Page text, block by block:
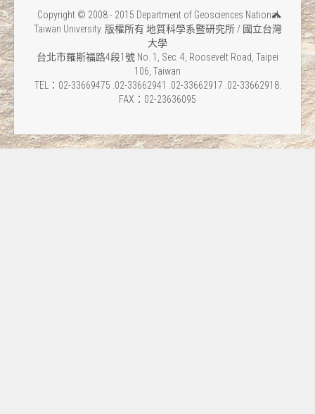
Copyright © 2008 - 2015 Department of Geosciences National
Taiwan University. 版權所有 地質科學系暨研究所 / 國立台灣
大學
台北市羅斯福路4段1號 No. 1, Sec. 4, Roosevelt Road, Taipei
106, Taiwan
TEL：02-33669475 .02-33662941 .02-33662917 .02-33662918.
FAX：02-23636095